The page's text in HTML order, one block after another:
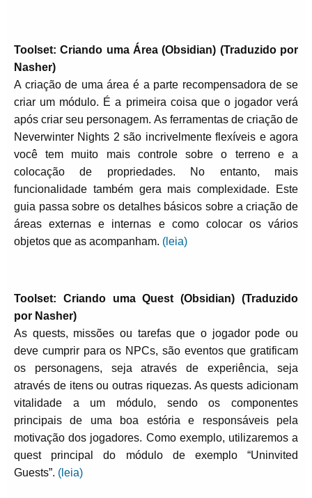
Toolset: Criando uma Área (Obsidian) (Traduzido por
Nasher)
A criação de uma área é a parte recompensadora de se
criar um módulo. É a primeira coisa que o jogador verá
após criar seu personagem. As ferramentas de criação de
Neverwinter Nights 2 são incrivelmente flexíveis e agora
você tem muito mais controle sobre o terreno e a
colocação de propriedades. No entanto, mais
funcionalidade também gera mais complexidade. Este
guia passa sobre os detalhes básicos sobre a criação de
áreas externas e internas e como colocar os vários
objetos que as acompanham. (leia)
Toolset: Criando uma Quest (Obsidian) (Traduzido
por Nasher)
As quests, missões ou tarefas que o jogador pode ou
deve cumprir para os NPCs, são eventos que gratificam
os personagens, seja através de experiência, seja
através de itens ou outras riquezas. As quests adicionam
vitalidade a um módulo, sendo os componentes
principais de uma boa estória e responsáveis pela
motivação dos jogadores. Como exemplo, utilizaremos a
quest principal do módulo de exemplo “Uninvited
Guests”. (leia)